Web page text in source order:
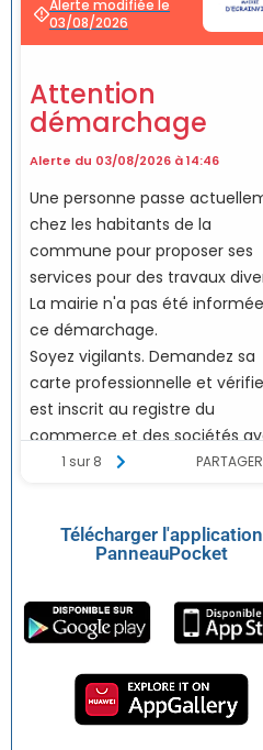
Télécharger l'application
PanneauPocket